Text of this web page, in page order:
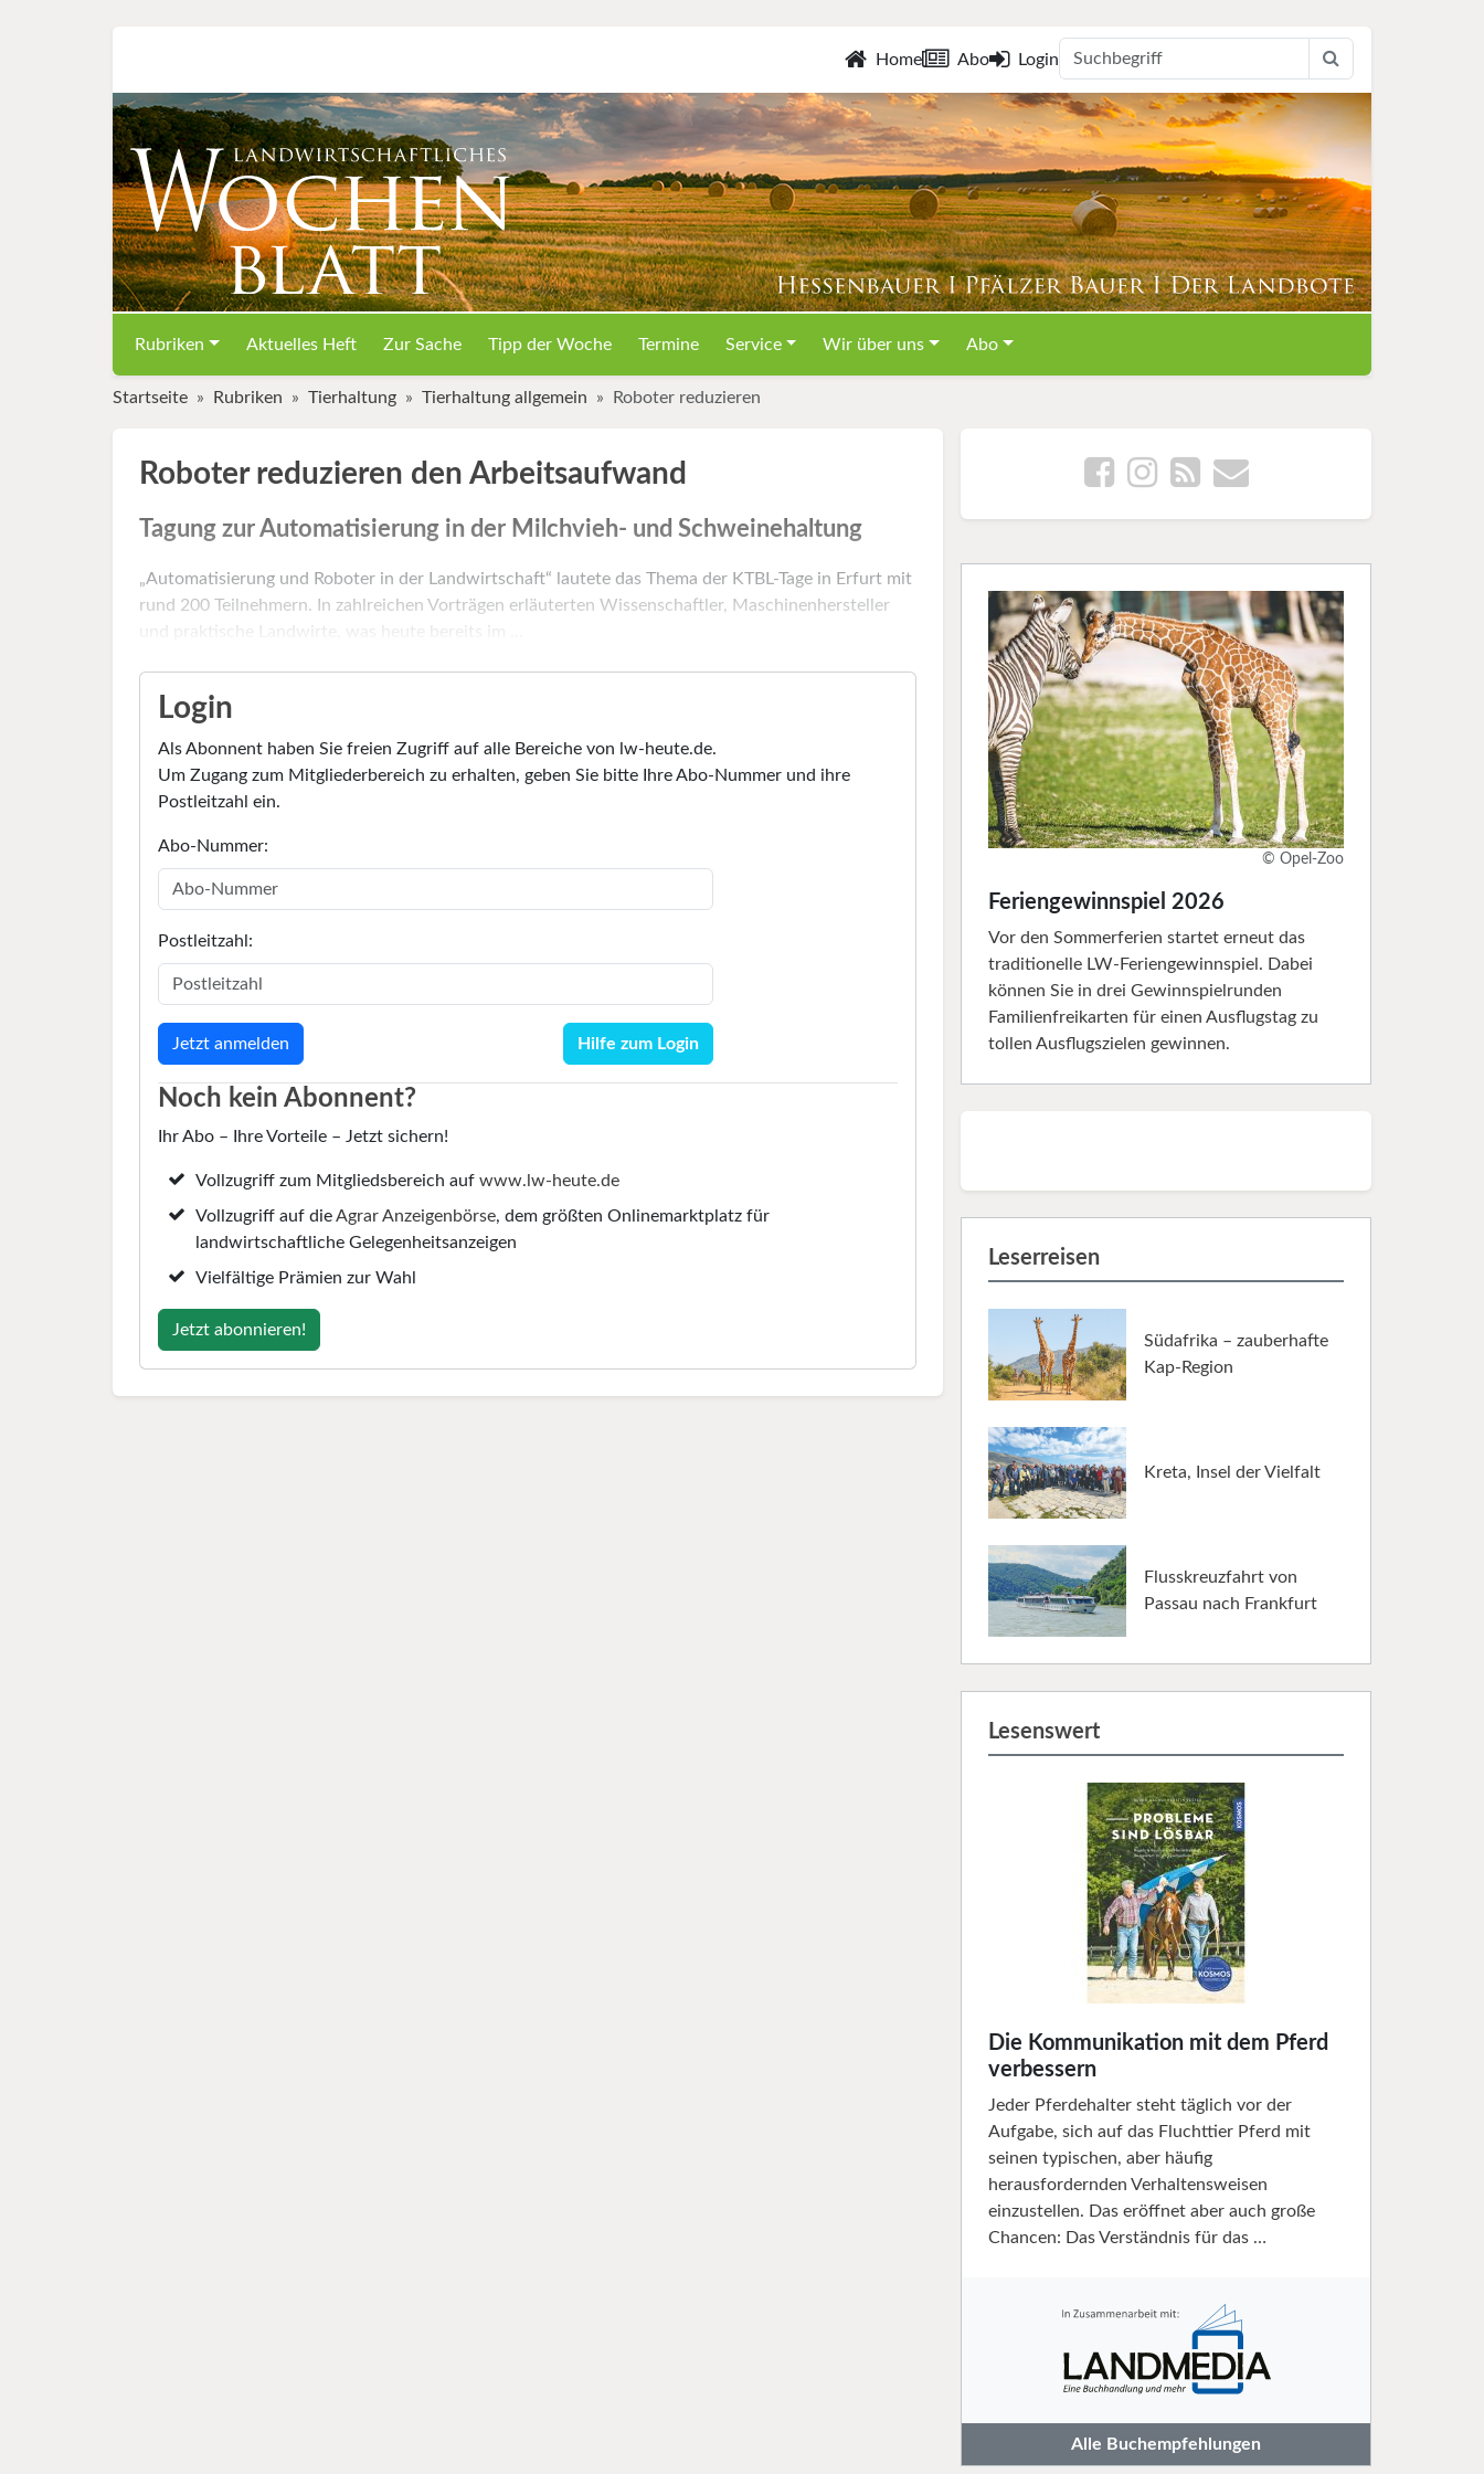
Home Abo Login
Rubriken Aktuelles Heft Zur Sache Tipp der Woche Termine Service Wir über uns Abo
Startseite Rubriken Tierhaltung Tierhaltung allgemein Roboter reduzieren
Roboter reduzieren den Arbeitsaufwand
Tagung zur Automatisierung in der Milchvieh- und Schweinehaltung
„Automatisierung und Roboter in der Landwirtschaft“ lautete das Thema der KTBL-Tage in Erfurt mit
rund 200 Teilnehmern. In zahlreichen Vorträgen erläuterten Wissenschaftler, Maschinenhersteller
und praktische Landwirte, was heute bereits im ...
Login
Als Abonnent haben Sie freien Zugriff auf alle Bereiche von lw-heute.de.
Um Zugang zum Mitgliederbereich zu erhalten, geben Sie bitte Ihre Abo-Nummer und ihre
Postleitzahl ein.
Abo-Nummer:
Postleitzahl:
Hilfe zum Login
Noch kein Abonnent?
Ihr Abo – Ihre Vorteile – Jetzt sichern!
Vollzugriff zum Mitgliedsbereich aufwww.lw-heute.de
Vollzugriff auf dieAgrar Anzeigenbörse, dem größten Onlinemarktplatz für
landwirtschaftliche Gelegenheitsanzeigen
Vielfältige Prämien zur Wahl
Jetzt abonnieren!
© Opel-Zoo
Feriengewinnspiel 2026
Vor den Sommerferien startet erneut das
traditionelle LW-Feriengewinnspiel. Dabei
können Sie in drei Gewinnspielrunden
Familienfreikarten für einen Ausflugstag zu
tollen Ausflugszielen gewinnen.
Leserreisen
Südafrika – zauberhafte
Kap-Region
Kreta, Insel der Vielfalt
Flusskreuzfahrt von
Passau nach Frankfurt
Lesenswert
Die Kommunikation mit dem Pferd
verbessern
Jeder Pferdehalter steht täglich vor der
Aufgabe, sich auf das Fluchttier Pferd mit
seinen typischen, aber häufig
herausfordernden Verhaltensweisen
einzustellen. Das eröffnet aber auch große
Chancen: Das Verständnis für das …
Alle Buchempfehlungen